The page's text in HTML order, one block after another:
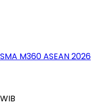
M360 ASEAN 2026